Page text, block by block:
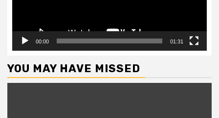
00:00 01:31
YOU MAY HAVE MISSED